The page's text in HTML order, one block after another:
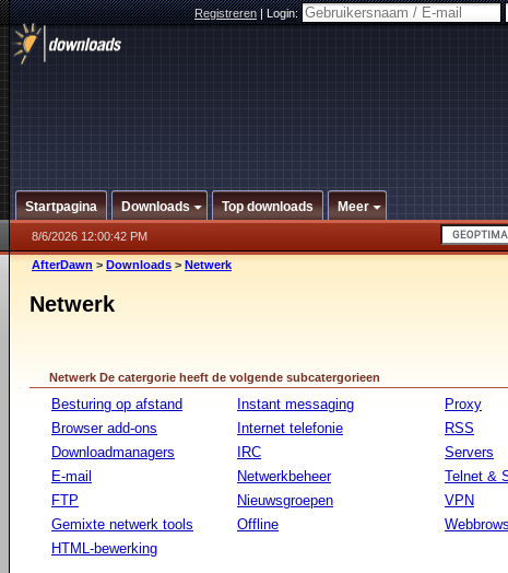
Registreren|Login:
Startpagina Downloads Top downloads Meer
8/6/2026 12:00:42 PM
AfterDawn > Downloads > Netwerk
Netwerk
Netwerk De catergorie heeft de volgende subcatergorieen
Besturing op afstand
Browser add-ons
Downloadmanagers
E-mail
FTP
Gemixte netwerk tools
HTML-bewerking
Instant messaging
Internet telefonie
IRC
Netwerkbeheer
Nieuwsgroepen
Offline
Proxy
RSS
Servers
Telnet &
VPN